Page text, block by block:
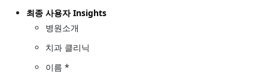
최종 사용자 Insights
병원소개
치과 클리닉
이름 *